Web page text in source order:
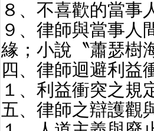
８、不喜歡的當事
９、律師與當事人
緣；小說〝蕭瑟樹
四、律師迴避利益
１、利益衝突之規
五、律師之辯護觀